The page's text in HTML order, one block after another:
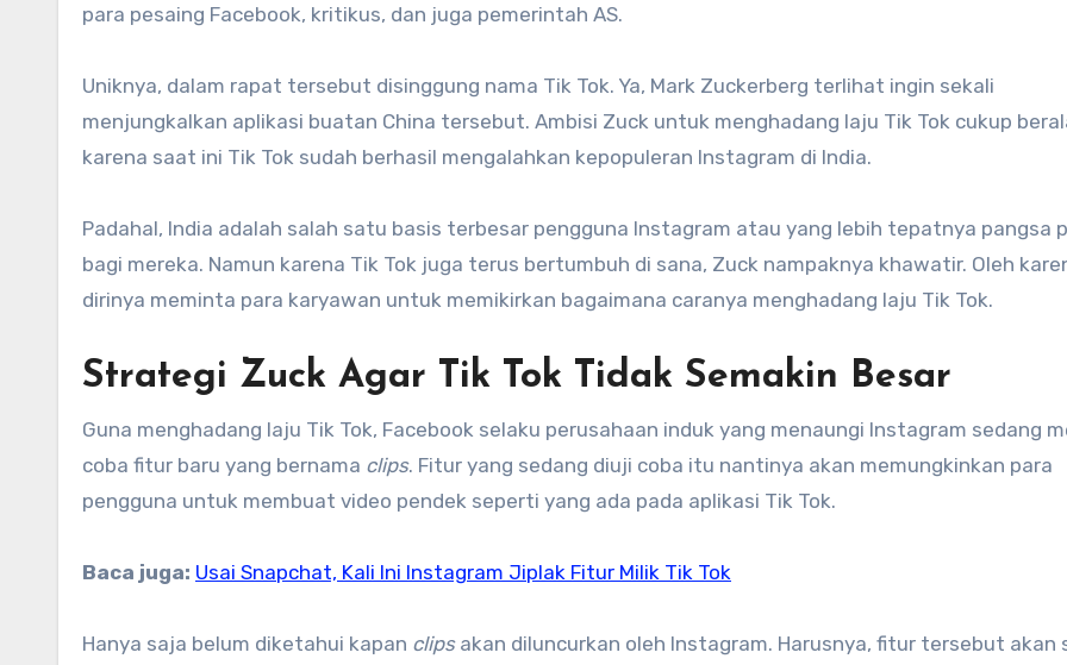
para pesaing Facebook, kritikus, dan juga pemerintah AS.
Uniknya, dalam rapat tersebut disinggung nama Tik Tok. Ya, Mark Zuckerberg terlihat ingin sekali
menjungkalkan aplikasi buatan China tersebut. Ambisi Zuck untuk menghadang laju Tik Tok cukup
karena saat ini Tik Tok sudah berhasil mengalahkan kepopuleran Instagram di India.
Padahal, India adalah salah satu basis terbesar pengguna Instagram atau yang lebih tepatnya pangsa
bagi mereka. Namun karena Tik Tok juga terus bertumbuh di sana, Zuck nampaknya khawatir. Oleh
dirinya meminta para karyawan untuk memikirkan bagaimana caranya menghadang laju Tik Tok.
Strategi Zuck Agar Tik Tok Tidak Semakin Besar
Guna menghadang laju Tik Tok, Facebook selaku perusahaan induk yang menaungi Instagram sedang
coba fitur baru yang bernama clips. Fitur yang sedang diuji coba itu nantinya akan memungkinkan para
pengguna untuk membuat video pendek seperti yang ada pada aplikasi Tik Tok.
Baca juga: Usai Snapchat, Kali Ini Instagram Jiplak Fitur Milik Tik Tok
Hanya saja belum diketahui kapan clipsakan diluncurkan oleh Instagram. Harusnya, fitur tersebut akan